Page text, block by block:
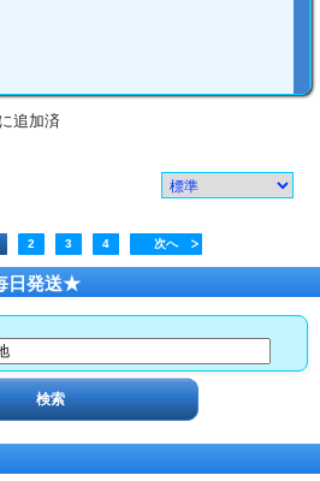
追加済
2 3 4 次へ
発送★